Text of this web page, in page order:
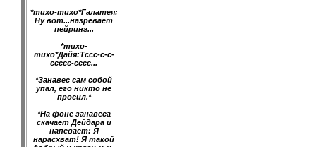
*тихо-тихо*Галатея:
Ну вот...назревает
пейринг...
*тихо-
тихо*Дайя:Тссс-с-с-
ссссс-сссс...
*Занавес сам собой
упал, его никто не
просил.*
*На фоне занавеса
скачает Дейдара и
напевает: Я
нарасхват! Я такой